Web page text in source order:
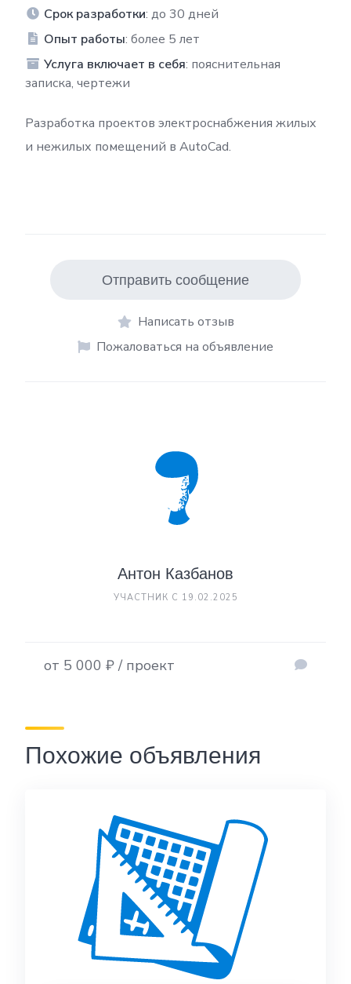
Срок разработки: до 30 дней
Опыт работы: более 5 лет
Услуга включает в себя: пояснительная
записка, чертежи
Разработка проектов электроснабжения жилых
и нежилых помещений в AutoCad.
Отправить сообщение
Написать отзыв
Пожаловаться на объявление
Антон Казбанов
УЧАСТНИК С 19.02.2025
от 5 000 ₽ / проект
Похожие объявления